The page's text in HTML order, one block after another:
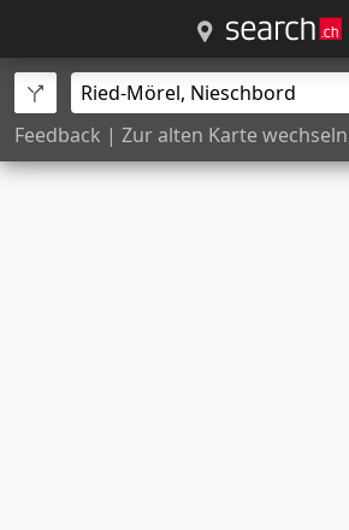
Feedback | Zur alten Karte wechseln